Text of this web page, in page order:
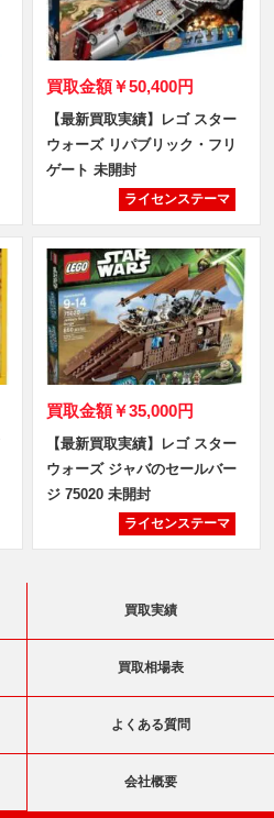
買取金額￥50,400円
【最新買取実績】レゴ スター
ウォーズ リパブリック・フリ
ゲート 未開封
ライセンステーマ
買取金額￥35,000円
【最新買取実績】レゴ スター
ウォーズ ジャバのセールバー
ジ 75020 未開封
ライセンステーマ
買取実績
買取相場表
よくある質問
会社概要